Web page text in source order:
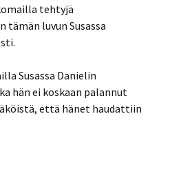
tehtyjä
luvun Susassa
Susassa Danielin
hän ei koskaan palannut
että hänet haudattiin